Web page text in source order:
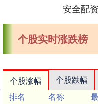
安全配
个股实时涨跌榜
个股涨幅 个股跌幅
排名
名称